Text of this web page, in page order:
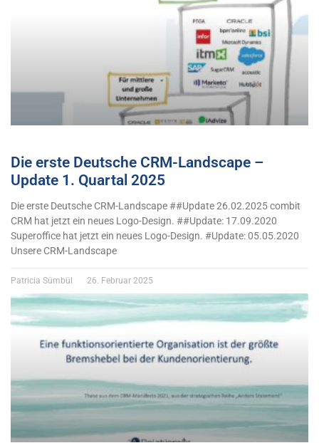
Die erste Deutsche CRM-Landscape –
Update 1. Quartal 2025
Die erste Deutsche CRM-Landscape ##Update 26.02.2025 combit
CRM hat jetzt ein neues Logo-Design. ##Update: 17.09.2020
Superoffice hat jetzt ein neues Logo-Design. #Update: 05.05.2020
Unsere CRM-Landscape
Patricia Sümbül 26. Februar 2025